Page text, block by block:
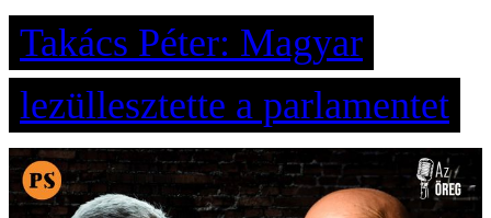
Takács Péter: Magyar
lezüllesztette a parlamentet